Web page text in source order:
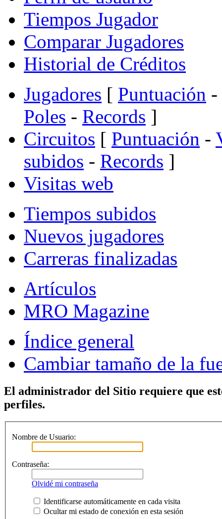
Tiempos Jugador
Comparar Jugadores
Historial de Créditos
Jugadores [ Puntuación -
Poles - Records ]
Circuitos [ Puntuación -
subidos - Records ]
Visitas web
Tiempos subidos
Nuevos jugadores
Carreras finalizadas
Artículos
MRO Magazine
Índice general
Cambiar tamaño de la
El administrador del Sitio requiere que
perfiles.
Nombre de Usuario:
Contraseña:
Olvidé mi contraseña
Identificarse automáticamente en cada visita
Ocultar mi estado de conexión en esta sesión